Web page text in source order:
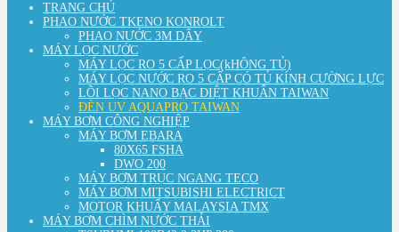
TRANG CHỦ
PHAO NƯỚC TKENO KONROLT
PHAO NƯỚC 3M DÂY
MÁY LỌC NƯỚC
MÁY LỌC RO 5 CẤP LỌC(kHÔNG TỦ)
MÁY LỌC NƯỚC RO 5 CẤP CÓ TỦ KÍNH CƯỜNG LỰC
LÕI LỌC NANO BẠC DIỆT KHUẨN TAIWAN
ĐÈN UV AQUAPRO TAIWAN
MÁY BƠM CÔNG NGHIỆP
MÁY BƠM EBARA
80X65 FSHA
DWO 200
MÁY BƠM TRỤC NGANG TECO
MÁY BƠM MITSUBISHI ELECTRICT
MOTOR KHUẤY MALAYSIA TMX
MÁY BƠM CHÌM NƯỚC THẢI